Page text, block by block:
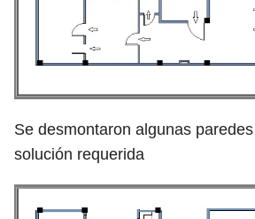
Se desmontaron algunas
solución requerida